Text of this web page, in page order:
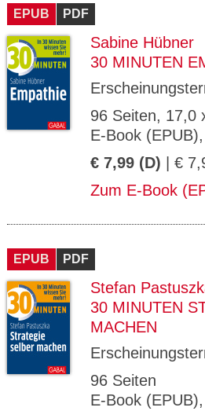
EPUB PDF
Sabine Hübner
30 MINUTEN
96 Seiten, 17,0
E-Book
€ 7,99 (D) | €
Zum E-Book
EPUB PDF
Stefan
30 MINUTEN
MACHEN
96 Seiten
E-Book